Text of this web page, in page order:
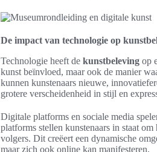
De impact van technologie op
Technologie heeft de kunstbeleving op
kunst beïnvloed, maar ook de manier
kunnen kunstenaars nieuwe,
grotere verscheidenheid in stijl en
Digitale platforms en sociale media
platforms stellen kunstenaars in staat
volgers. Dit creëert een dynamische
maar zich ook online kan manifesteren.